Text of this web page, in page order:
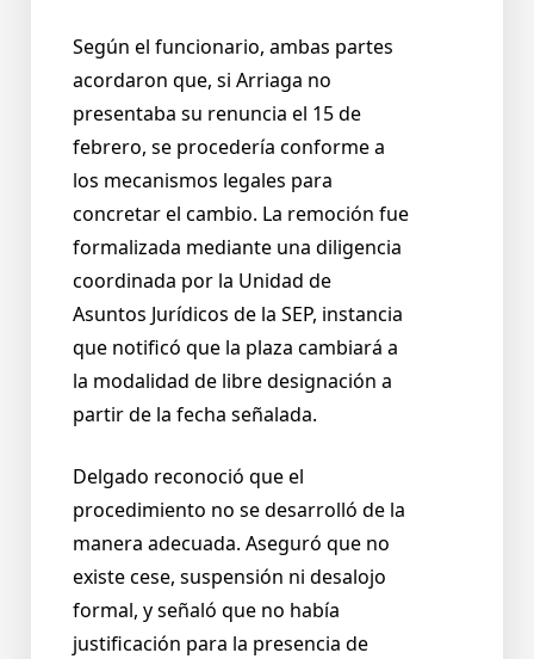
Según el funcionario, ambas partes
acordaron que, si Arriaga no
presentaba su renuncia el 15 de
febrero, se procedería conforme a
los mecanismos legales para
concretar el cambio. La remoción fue
formalizada mediante una diligencia
coordinada por la Unidad de
Asuntos Jurídicos de la SEP, instancia
que notificó que la plaza cambiará a
la modalidad de libre designación a
partir de la fecha señalada.
Delgado reconoció que el
procedimiento no se desarrolló de la
manera adecuada. Aseguró que no
existe cese, suspensión ni desalojo
formal, y señaló que no había
justificación para la presencia de